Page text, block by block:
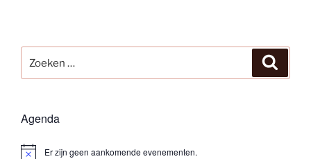
naar:
Agenda
Er zijn geen aankomende evenementen.